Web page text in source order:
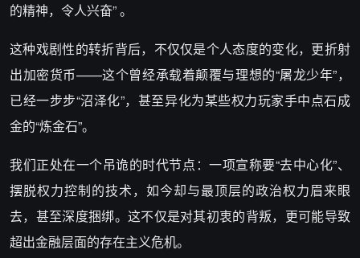
的精神，令人兴奋” 。
这种戏剧性的转折背后，不仅仅是个人态度的变化，更折射
出加密货币——这个曾经承载着颠覆与理想的“屠龙少年”，
已经一步步“沼泽化”，甚至异化为某些权力玩家手中点石成
金的“炼金石”。
我们正处在一个吊诡的时代节点：一项宣称要“去中心化”、
摆脱权力控制的技术，如今却与最顶层的政治权力眉来眼
去，甚至深度捆绑。这不仅是对其初衷的背叛，更可能导致
超出金融层面的存在主义危机。